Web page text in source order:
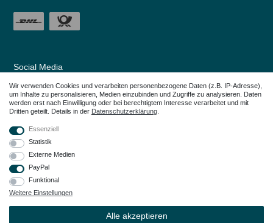
Social Media
Warenzeichen Ihrer Eigentümer.
Wir verwenden Cookies und verarbeiten personenbezogene Daten (z.B. IP-Adresse),
um Inhalte zu personalisieren, Medien einzubinden und Zugriffe zu analysieren. Daten
werden erst nach Einwilligung oder bei berechtigtem Interesse verarbeitet und mit
Dritten geteilt. Details in der Daten­schutz­erklärung
Essenziell
Statistik
Externe Medien
PayPal
Funktional
Weitere Einstellungen
Alle akzeptieren